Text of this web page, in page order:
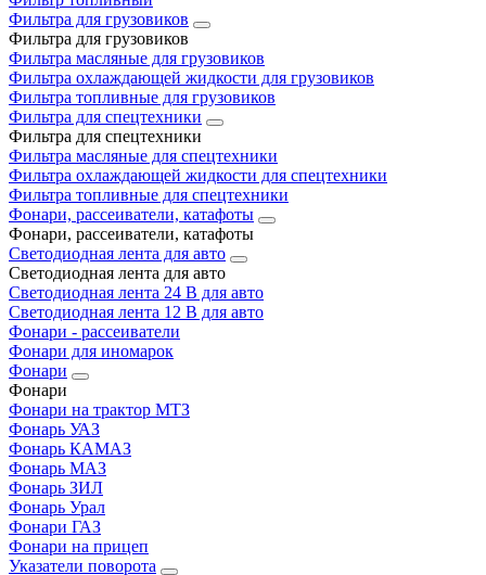
Фильтра для грузовиков
Фильтра для грузовиков
Фильтра масляные для грузовиков
Фильтра охлаждающей жидкости для грузовиков
Фильтра топливные для грузовиков
Фильтра для спецтехники
Фильтра для спецтехники
Фильтра масляные для спецтехники
Фильтра охлаждающей жидкости для спецтехники
Фильтра топливные для спецтехники
Фонари, рассеиватели, катафоты
Фонари, рассеиватели, катафоты
Светодиодная лента для авто
Светодиодная лента для авто
Светодиодная лента 24 В для авто
Светодиодная лента 12 В для авто
Фонари - рассеиватели
Фонари для иномарок
Фонари
Фонари
Фонари на трактор МТЗ
Фонарь УАЗ
Фонарь КАМАЗ
Фонарь МАЗ
Фонарь ЗИЛ
Фонарь Урал
Фонари ГАЗ
Фонари на прицеп
Указатели поворота